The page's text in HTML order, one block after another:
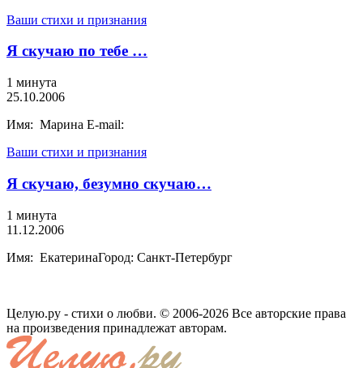
Ваши стихи и признания
Я скучаю по тебе …
1 минута
25.10.2006
Имя: Марина E-mail:
Ваши стихи и признания
Я скучаю, безумно скучаю…
1 минута
11.12.2006
Имя: ЕкатеринаГород: Санкт-Петербург
Целую.ру - стихи о любви. © 2006-2026 Все авторские права
на произведения принадлежат авторам.